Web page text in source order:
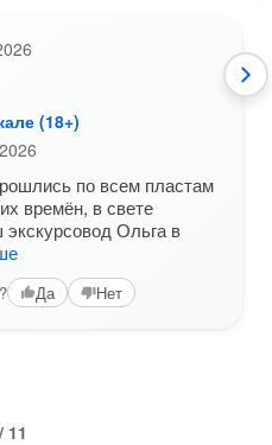
(18+)
по всем пластам
времён, в свете
Ольга в
Да Нет
11